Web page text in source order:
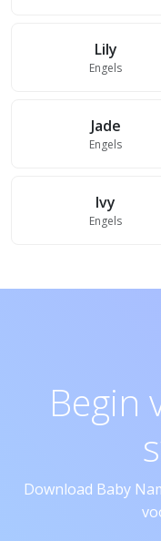
Lily
Engels
Jade
Engels
Ivy
Engels
Begin
Download Baby